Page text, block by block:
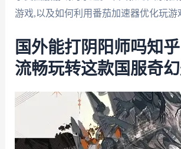
游戏,以及如何利用番茄加速器优化玩游
国外能打阴阳师吗知
流畅玩转这款国服奇